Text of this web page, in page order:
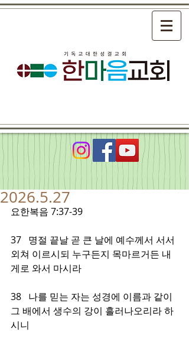
2026.5.27
요한복음 7:37-39
37   명절 끝날 곧 큰 날에 예수께서 서서
외쳐 이르시되 누구든지 목마르거든 내
게로 와서 마시라
38   나를 믿는 자는 성경에 이름과 같이
그 배에서 생수의 강이 흘러나오리라 하
시니